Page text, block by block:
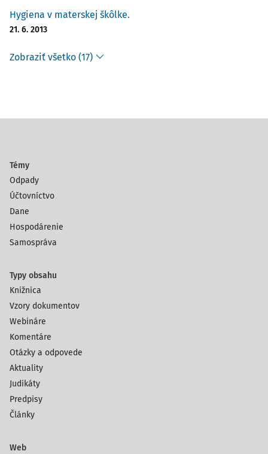
Hygiena v materskej škôlke.
21. 6. 2013
Zobraziť všetko (17)
Témy
Odpady
Účtovníctvo
Dane
Hospodárenie
Samospráva
Typy obsahu
Knižnica
Vzory dokumentov
Webináre
Komentáre
Otázky a odpovede
Aktuality
Judikáty
Predpisy
Články
Web